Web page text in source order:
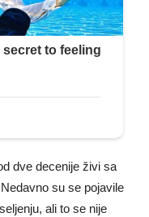
dve decenije živi sa
su se pojavile
ali to se nije